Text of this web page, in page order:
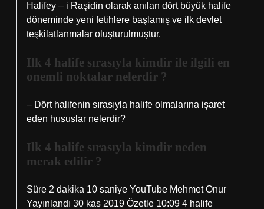
Halifey – i Raşidin olarak anılan dört büyük halife
döneminde yeni fetihlere başlamış ve ilk devlet
teşkilatlanmalar oluşturulmuştur.
Ilk 4 halife sırasıyla kimdir ile ilgili en
onemli noktalar nelerdir ?
– Dört halifenin sırasıyla halife olmalarına işaret
eden hususlar nelerdir?
Ilk 4 halife sırasıyla kimdir neden
merak edilir ?
Süre 2 dakika 10 saniye YouTube Mehmet Onur
Yayınlandı 30 kas 2019 Özetle 10:09 4 halife